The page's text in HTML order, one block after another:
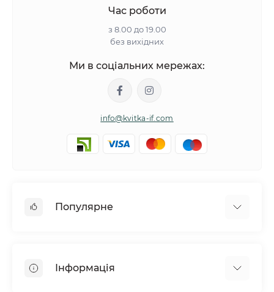
Час роботи
з 8.00 до 19.00
без вихідних
Ми в соціальних мережах:
info@kvitka-if.com
Популярне
Вазони
Інформація